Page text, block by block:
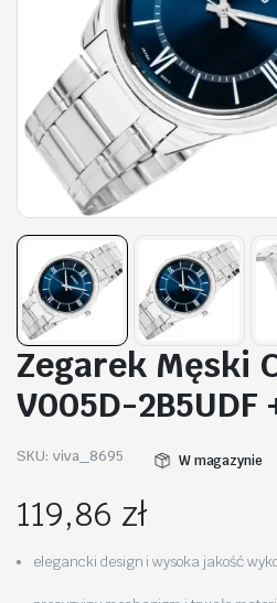
Zegarek Męski
V005D-2B5UDF
SKU: viva_8695 W magazynie
119,86 zł
elegancki design i wysoka jakość